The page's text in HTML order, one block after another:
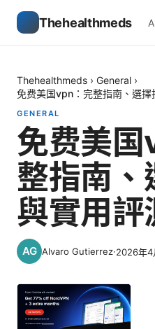
Thehealthmeds
Thehealthmeds › General ›
免费美国vpn：完整指南、選擇
GENERAL
免费美
整指南、
與實用評
Alvaro Gutierrez·2026年4